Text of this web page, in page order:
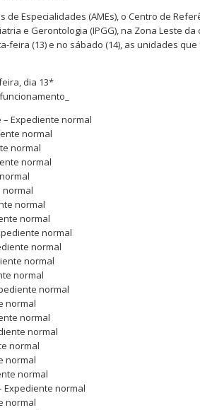
de Especialidades (AMEs), o Centro de
e Gerontologia (IPGG), na Zona Leste
feira (13) e no sábado (14), as unidades
dia 13*
– Expediente normal
normal
normal
normal
normal
normal
normal
normal
normal
normal
normal
normal
normal
normal
normal
normal
normal
normal
Expediente normal
normal